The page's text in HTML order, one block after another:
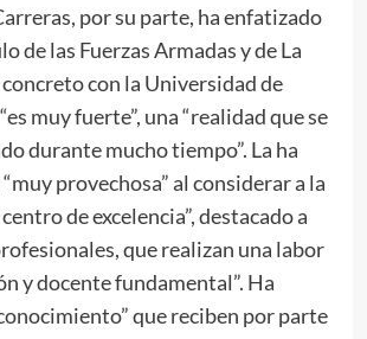
por su parte, ha enfatizado
de las Fuerzas Armadas y de La
concreto con la Universidad de
muy fuerte”, una “realidad que se
durante mucho tiempo”. La ha
provechosa” al considerar a la
de excelencia”, destacado a
que realizan una labor
y docente fundamental”. Ha
que reciben por parte